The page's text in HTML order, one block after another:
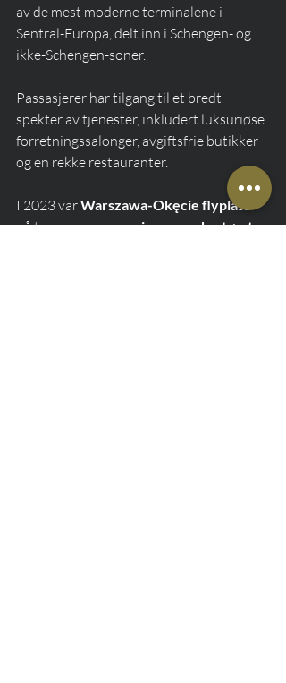
av de mest moderne terminalene i
Sentral-Europa, delt inn i Schengen- og
ikke-Schengen-soner.
Passasjerer har tilgang til et bredt
spekter av tjenester, inkludert luksuriøse
forretningssalonger, avgiftsfrie butikker
og en rekke restauranter.
I 2023 var Warszawa-Okęcie flyplass
på toppen av rangeringen av de største